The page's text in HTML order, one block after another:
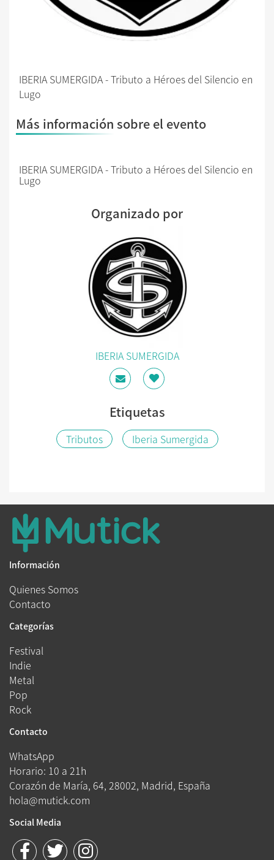
IBERIA SUMERGIDA - Tributo a Héroes del Silencio en
Lugo
Más información sobre el evento
IBERIA SUMERGIDA - Tributo a Héroes del Silencio en
Lugo
Organizado por
IBERIA SUMERGIDA
Etiquetas
Tributos Iberia Sumergida
Información
Quienes Somos
Contacto
Categorías
Festival
Indie
Metal
Pop
Rock
Contacto
WhatsApp
Horario: 10 a 21h
Corazón de María, 64, 28002, Madrid, España
hola@mutick.com
Social Media